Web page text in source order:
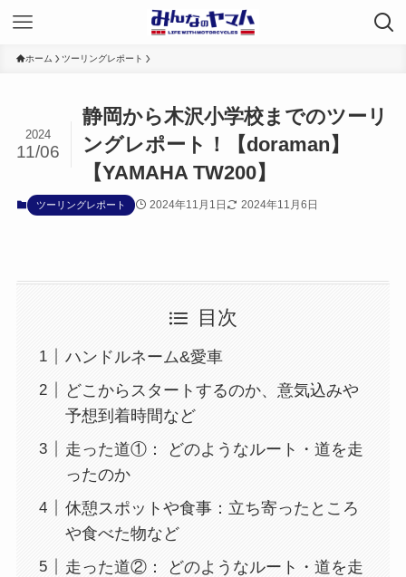
ホーム ツーリングレポート
静岡から木沢小学校までのツーリ
ングレポート！【doraman】
【YAMAHA TW200】
2024
11/06
ツーリングレポート 2024年11月1日 2024年11月6日
目次
ハンドルネーム&愛車
どこからスタートするのか、意気込みや
予想到着時間など
走った道①： どのようなルート・道を走
ったのか
休憩スポットや食事：立ち寄ったところ
や食べた物など
走った道②： どのようなルート・道を走